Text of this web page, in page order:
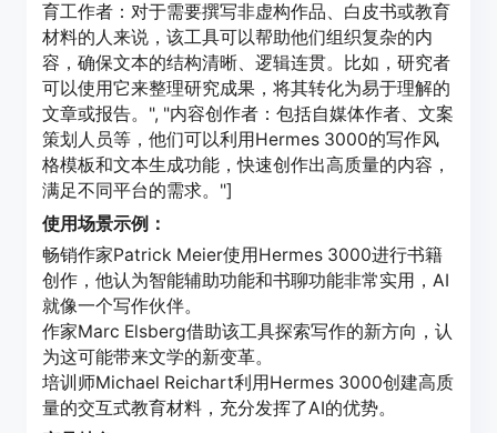
育工作者：对于需要撰写非虚构作品、白皮书或教育
材料的人来说，该工具可以帮助他们组织复杂的内
容，确保文本的结构清晰、逻辑连贯。比如，研究者
可以使用它来整理研究成果，将其转化为易于理解的
文章或报告。", "内容创作者：包括自媒体作者、文案
策划人员等，他们可以利用Hermes 3000的写作风
格模板和文本生成功能，快速创作出高质量的内容，
满足不同平台的需求。"]
使用场景示例：
畅销作家Patrick Meier使用Hermes 3000进行书籍
创作，他认为智能辅助功能和书聊功能非常实用，AI
就像一个写作伙伴。
作家Marc Elsberg借助该工具探索写作的新方向，认
为这可能带来文学的新变革。
培训师Michael Reichart利用Hermes 3000创建高质
量的交互式教育材料，充分发挥了AI的优势。